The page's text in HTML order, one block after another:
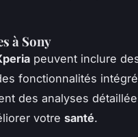
à Sony
peuvent inclure
fonctionnalités
des analyses
votre santé.